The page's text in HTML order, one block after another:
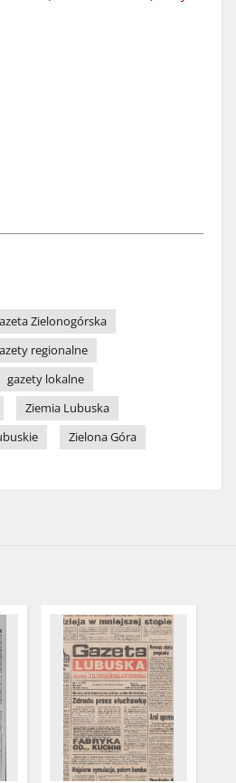
Zielonogórska
regionalne
gazety lokalne
Ziemia Lubuska
Zielona Góra